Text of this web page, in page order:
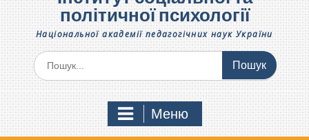
політичної психології
Національної академії педагогічних наук України
Шукати:
Меню